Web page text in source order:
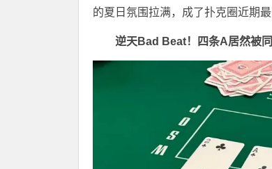
的夏日氛围拉满，成了扑克圈近期最
逆天Bad Beat！四条A居然被